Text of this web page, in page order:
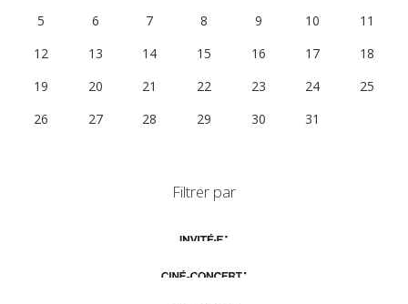
5
6 7 8 9 10
11
12
13 14 15 16 17
18
19
20 21 22 23 24
25
26
27 28 29 30 31
Filtrer par